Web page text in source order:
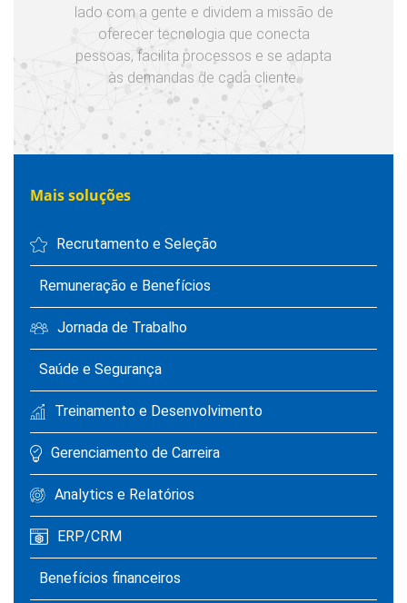
lado com a gente e dividem a missão de
oferecer tecnologia que conecta
pessoas, facilita processos e se adapta
às demandas de cada cliente.
Mais soluções
Recrutamento e Seleção
Remuneração e Benefícios
Jornada de Trabalho
Saúde e Segurança
Treinamento e Desenvolvimento
Gerenciamento de Carreira
Analytics e Relatórios
ERP/CRM
Benefícios financeiros